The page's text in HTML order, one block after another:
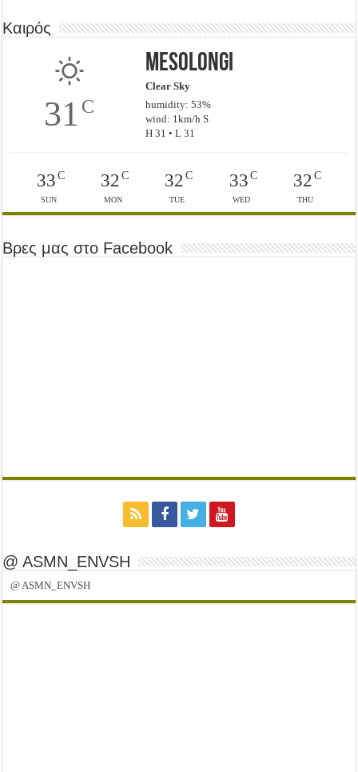
Καιρός
31 C
Mesolongi
Clear Sky
humidity: 53%
wind: 1km/h S
H 31 • L 31
33C
SUN
32C
MON
32 C
TUE
33C
WED
32C
THU
Βρες μας στο Facebook
@ ASMN_ENVSH
@ ASMN_ENVSH